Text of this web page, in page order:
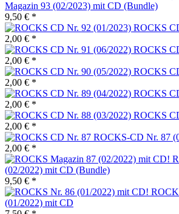
Magazin 93 (02/2023) mit CD (Bundle)
9,50 € *
ROCKS
2,00 € *
ROCKS
2,00 € *
ROCKS
2,00 € *
ROCKS
2,00 € *
ROCKS
2,00 € *
ROCKS-CD Nr. 87
2,00 € *
(02/2022) mit CD (Bundle)
9,50 € *
(01/2022) mit CD